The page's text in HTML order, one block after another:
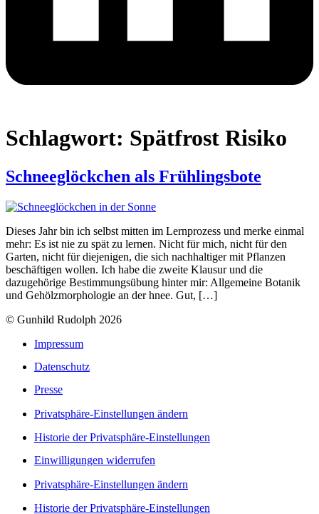
Schlagwort: Spätfrost Risiko
Schneeglöckchen als Frühlingsbote
Dieses Jahr bin ich selbst mitten im Lernprozess und merke einmal
mehr: Es ist nie zu spät zu lernen. Nicht für mich, nicht für den
Garten, nicht für diejenigen, die sich nachhaltiger mit Pflanzen
beschäftigen wollen. Ich habe die zweite Klausur und die
dazugehörige Bestimmungsübung hinter mir: Allgemeine Botanik
und Gehölzmorphologie an der hnee. Gut, […]
© Gunhild Rudolph 2026
Impressum
Datenschutz
Presse
Privatsphäre-Einstellungen ändern
Historie der Privatsphäre-Einstellungen
Einwilligungen widerrufen
Privatsphäre-Einstellungen ändern
Historie der Privatsphäre-Einstellungen